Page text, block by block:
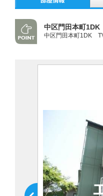
中区門田本町
中区門田本町1DK